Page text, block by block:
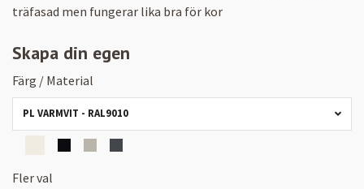
träfasad men fungerar lika bra för kor
Skapa din egen
Färg / Material
PL VARMVIT - RAL9010
Fler val